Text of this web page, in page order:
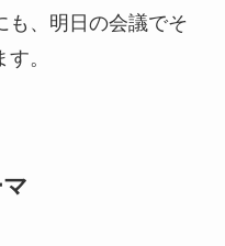
も、明日の会議でそ
。